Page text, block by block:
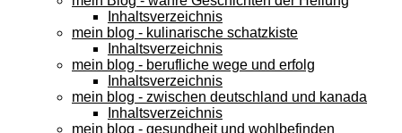
Inhaltsverzeichnis
mein blog - kulinarische schatzkiste
Inhaltsverzeichnis
mein blog - berufliche wege und erfolg
Inhaltsverzeichnis
mein blog - zwischen deutschland und kanada
Inhaltsverzeichnis
mein blog - gesundheit und wohlbefinden